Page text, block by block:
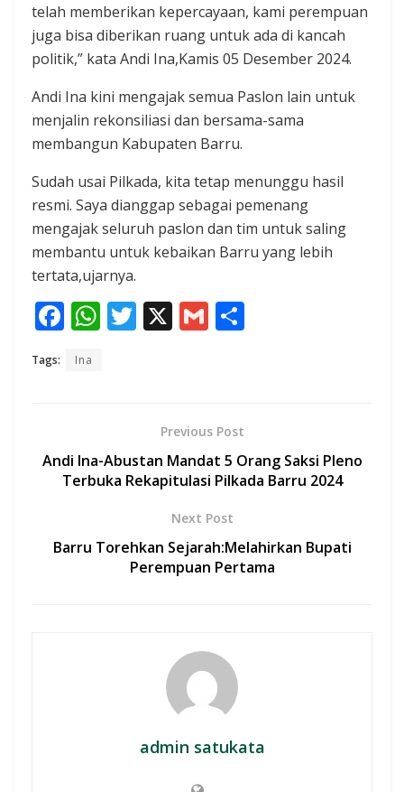
telah memberikan kepercayaan, kami perempuan
juga bisa diberikan ruang untuk ada di kancah
politik,” kata Andi Ina,Kamis 05 Desember 2024.
Andi Ina kini mengajak semua Paslon lain untuk
menjalin rekonsiliasi dan bersama-sama
membangun Kabupaten Barru.
Sudah usai Pilkada, kita tetap menunggu hasil
resmi. Saya dianggap sebagai pemenang
mengajak seluruh paslon dan tim untuk saling
membantu untuk kebaikan Barru yang lebih
tertata,ujarnya.
F
e
o
k
W
p
p
T X G
Tags: Ina
Previous Post
Andi Ina-Abustan Mandat 5 Orang Saksi Pleno
Terbuka Rekapitulasi Pilkada Barru 2024
Next Post
Barru Torehkan Sejarah:Melahirkan Bupati
Perempuan Pertama
admin satukata